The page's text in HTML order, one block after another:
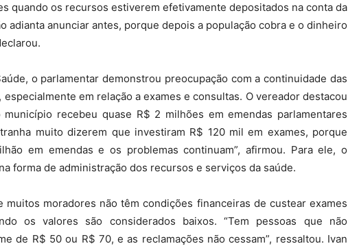
quando os recursos estiverem efetivamente depositados na conta da
adianta anunciar antes, porque depois a população cobra e o dinheiro
o parlamentar demonstrou preocupação com a continuidade das
especialmente em relação a exames e consultas. O vereador destacou
recebeu quase R$ 2 milhões em emendas parlamentares
muito dizerem que investiram R$ 120 mil em exames, porque
em emendas e os problemas continuam”, afirmou. Para ele, o
forma de administração dos recursos e serviços da saúde.
muitos moradores não têm condições financeiras de custear exames
os valores são considerados baixos. “Tem pessoas que não
de R$ 50 ou R$ 70, e as reclamações não cessam”, ressaltou. Ivan